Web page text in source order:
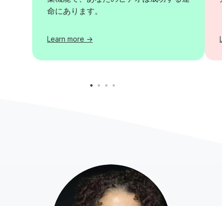
命にあります。
Learn more ->